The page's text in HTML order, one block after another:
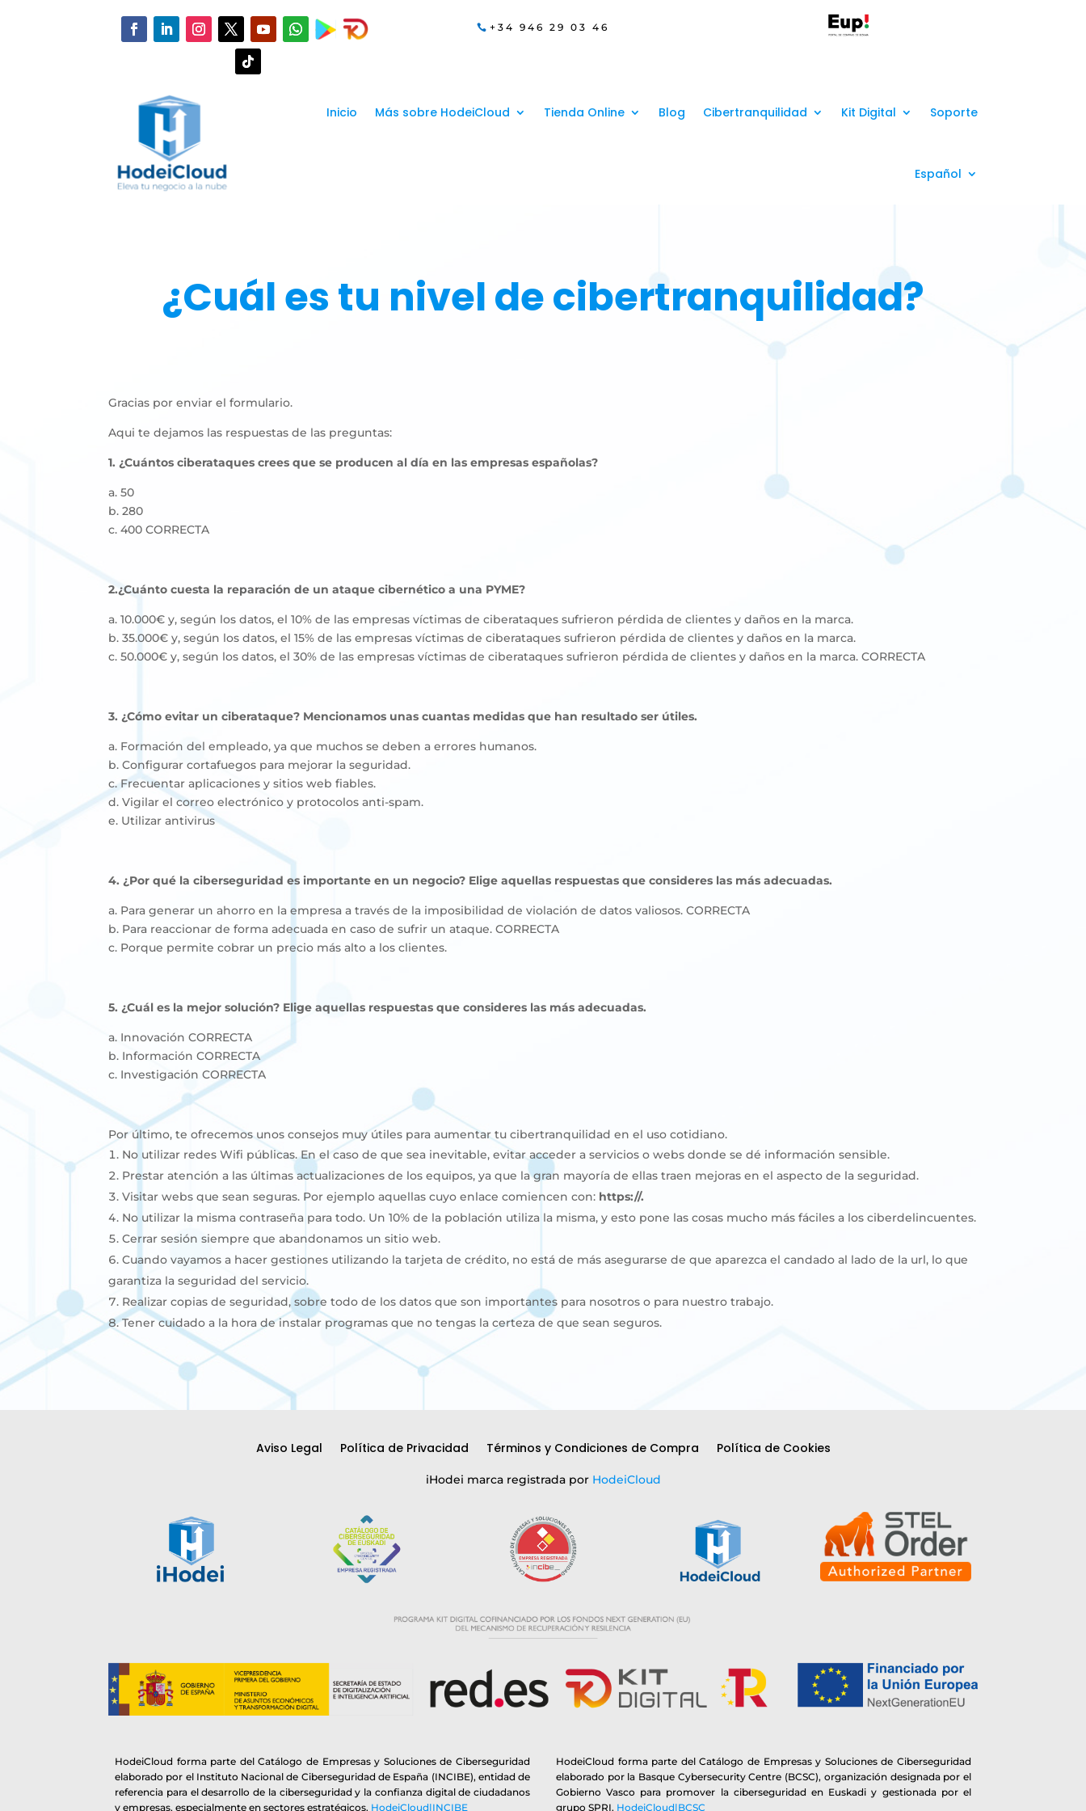
+34 946 29 03 46
Inicio Más sobre HodeiCloud Tienda Online Blog Cibertranquilidad Kit Digital Soporte
Español
¿Cuál es tu nivel de cibertranquilidad?
Gracias por enviar el formulario.
Aqui te dejamos las respuestas de las preguntas:
1. ¿Cuántos ciberataques crees que se producen al día en las empresas españolas?
a. 50
b. 280
c. 400 CORRECTA
2.¿Cuánto cuesta la reparación de un ataque cibernético a una PYME?
a. 10.000€ y, según los datos, el 10% de las empresas víctimas de ciberataques sufrieron pérdida de clientes y daños en la marca.
b. 35.000€y, según los datos, el 15% de las empresas víctimas de ciberataques sufrieron pérdida de clientes y daños en la marca.
c. 50.000€y, según los datos, el 30% de las empresas víctimas de ciberataques sufrieron pérdida de clientes y daños en la marca. CORRECTA
3. ¿Cómo evitar un ciberataque? Mencionamos unas cuantas medidas que han resultado ser útiles.
a. Formación del empleado, ya que muchos se deben a errores humanos.
b. Configurar cortafuegos para mejorar la seguridad.
c. Frecuentar aplicaciones y sitios web fiables.
d. Vigilar el correo electrónico y protocolos anti-spam.
e. Utilizar antivirus
4. ¿Por qué la ciberseguridad es importante en un negocio? Eligeaquellas respuestas que consideres las más adecuadas.
a. Para generar un ahorro en la empresa a través de la imposibilidad de violación de datos valiosos. CORRECTA
b. Para reaccionar de forma adecuada en caso de sufrir un ataque. CORRECTA
c. Porque permite cobrar un precio más alto a los clientes.
5. ¿Cuál es la mejor solución? Elige aquellas respuestas que consideres las más adecuadas.
a. Innovación CORRECTA
b. Información CORRECTA
c. Investigación CORRECTA
Por último, te ofrecemos unos consejos muy útiles para aumentar tu cibertranquilidad en el uso cotidiano.
No utilizar redes Wifi públicas. En el caso de que sea inevitable, evitar acceder a servicios o webs donde se dé información sensible.
Prestar atención a las últimas actualizaciones de los equipos, ya que la gran mayoría de ellas traen mejoras en el aspecto de la seguridad.
Visitar webs que sean seguras. Por ejemplo aquellas cuyo enlace comiencen con: https://.
No utilizar la misma contraseña para todo. Un 10% de la población utiliza la misma, y esto pone las cosas mucho más fáciles a los ciberdelincuentes.
Cerrar sesión siempre que abandonamos un sitio web.
Cuando vayamos a hacer gestiones utilizando la tarjeta de crédito, no está de más asegurarse de que aparezca el candado al lado de la url, lo que
garantiza la seguridad del servicio.
Realizar copias de seguridad, sobre todo de los datos que son importantes para nosotros o para nuestro trabajo.
Tener cuidado a la hora de instalar programas que no tengas la certeza de que sean seguros.
Aviso Legal Política de Privacidad Términos y Condiciones de Compra Política de Cookies
iHodei marca registrada por HodeiCloud
HodeiCloud forma parte del Catálogo de Empresas y Soluciones de Ciberseguridad
elaborado por el Instituto Nacional de Ciberseguridad de España (INCIBE), entidad de
referencia para el desarrollo de la ciberseguridad y la confianza digital de ciudadanos
y empresas, especialmente en sectores estratégicos. HodeiCloud|INCIBE
HodeiCloud forma parte del Catálogo de Empresas y Soluciones de Ciberseguridad
elaborado por la Basque Cybersecurity Centre (BCSC), organización designada por el
Gobierno Vasco para promover la ciberseguridad en Euskadi y gestionada por el
grupo SPRI. HodeiCloud|BCSC